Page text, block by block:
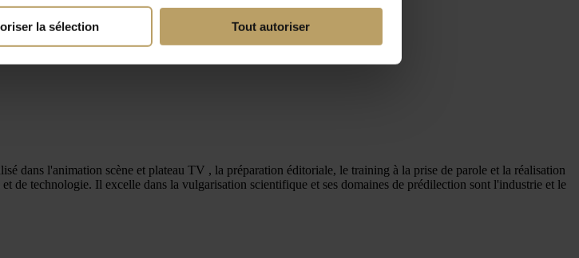
la sélection Tout autoriser
dans l'animation scène et plateau TV , la préparation éditoriale, le training à la prise de parole et la réalisation
de technologie. Il excelle dans la vulgarisation scientifique et ses domaines de prédilection sont l'industrie et le